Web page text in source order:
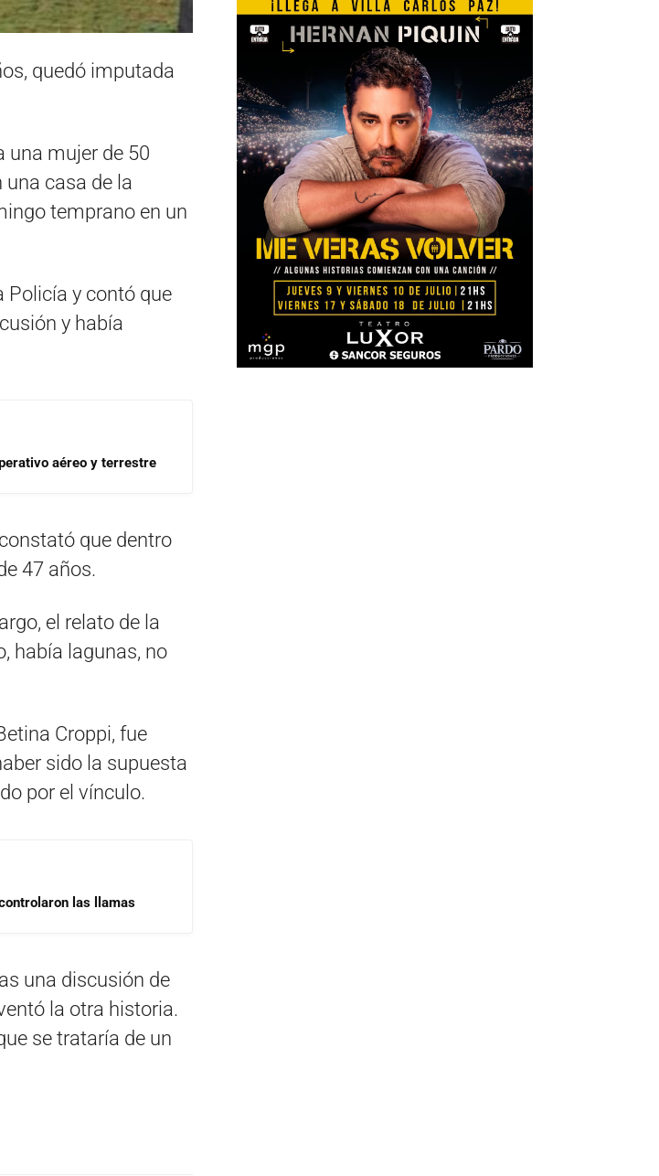
quedó imputada
una mujer de 50
casa de la
temprano en un
Policía y contó que
y había
aéreo y terrestre
que dentro
47 años.
el relato de la
había lagunas, no
Croppi, fue
sido la supuesta
por el vínculo.
las llamas
una discusión de
la otra historia.
se trataría de un